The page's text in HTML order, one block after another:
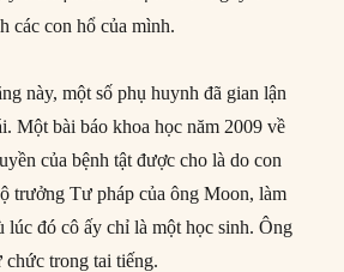
các con hổ của mình.
này, một số phụ huynh đã gian lận
Một bài báo khoa học năm 2009 về
của bệnh tật được cho là do con
trưởng Tư pháp của ông Moon, làm
lúc đó cô ấy chỉ là một học sinh. Ông
chức trong tai tiếng.